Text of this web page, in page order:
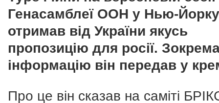
Генасамблеї ООН у Нью-Йорку
отримав від України якусь
пропозицію для росії.
інформацію він передав у
Про це він сказав на саміті